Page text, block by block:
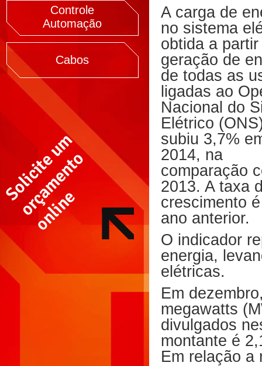
Controle
Automação
Cabos
A carga de
no sistema
obtida a
geração de
de todas as
ligadas ao
Nacional do
Elétrico
subiu 3,7%
2014, na
comparação
2013. A taxa
crescimento
ano anterior.
O indicador
energia,
elétricas.
Em
megawatts
divulgados
montante é
Em relação a